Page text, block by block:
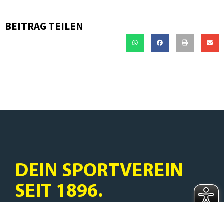
BEITRAG TEILEN
DEIN SPORTVEREIN
SEIT 1896.